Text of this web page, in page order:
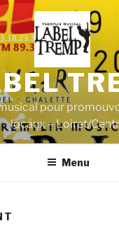
pour
locaux – Loiret/
Menu